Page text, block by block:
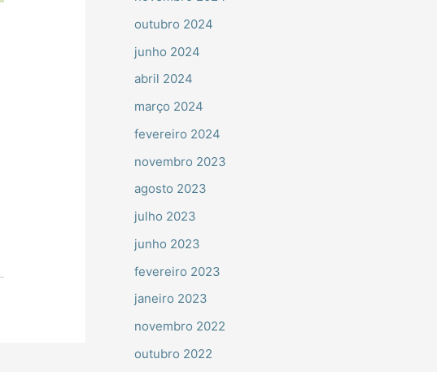
outubro 2024
junho 2024
abril 2024
março 2024
fevereiro 2024
novembro 2023
agosto 2023
julho 2023
junho 2023
fevereiro 2023
janeiro 2023
novembro 2022
outubro 2022